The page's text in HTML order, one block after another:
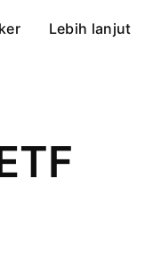
Lebih lanjut